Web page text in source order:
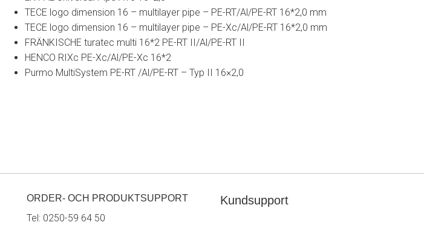
TECE logo dimension 16 – multilayer pipe – PE-RT/Al/PE-RT 16*2,0 mm
TECE logo dimension 16 – multilayer pipe – PE-Xc/Al/PE-RT 16*2,0 mm
FRÄNKISCHE turatec multi 16*2 PE-RT II/Al/PE-RT II
HENCO RIXc PE-Xc/Al/PE-Xc 16*2
Purmo MultiSystem PE-RT /Al/PE-RT – Typ II 16×2,0
ORDER- OCH PRODUKTSUPPORT
Tel: 0250-59 64 50
Kundsupport